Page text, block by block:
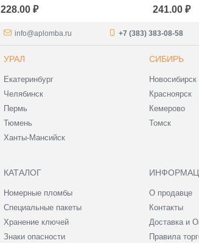
228.00 ₽ 241.00 ₽
info@aplomba.ru +7 (383) 383-08-58
УРАЛ
Екатеринбург
Челябинск
Пермь
Тюмень
Ханты-Мансийск
СИБИРЬ
Новосибирск
Красноярск
Кемерово
Томск
КАТАЛОГ
Номерные пломбы
Специальные пакеты
Хранение ключей
Знаки опасности
О продавце
Контакты
Доставка и
Правила